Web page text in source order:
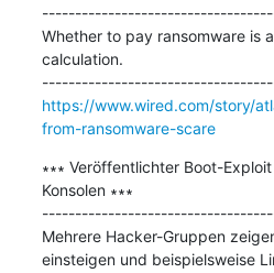
Whether to pay ransomware
calculation.
https://www.wired.com/story/
from-ransomware-scare
∗∗∗ Veröffentlichter Boot-
Konsolen ∗∗∗
Mehrere Hacker-Gruppen
einsteigen und beispielsweise